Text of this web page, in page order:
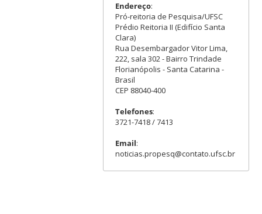
Endereço:
Pró-reitoria de Pesquisa/UFSC
Prédio Reitoria II (Edifício Santa
Clara)
Rua Desembargador Vitor Lima,
222, sala 302 - Bairro Trindade
Florianópolis - Santa Catarina -
Brasil
CEP 88040-400
Telefones:
3721-7418 / 7413
Email:
noticias.propesq@contato.ufsc.br